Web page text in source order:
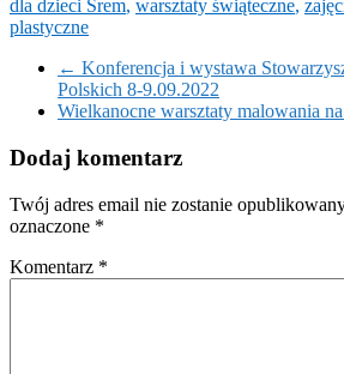
dla dzieci Śrem, warsztaty świąteczne,
plastyczne
← Konferencja i wystawa
Polskich 8-9.09.2022
Wielkanocne warsztaty malowania
Dodaj komentarz
Twój adres email nie zostanie
oznaczone *
Komentarz *